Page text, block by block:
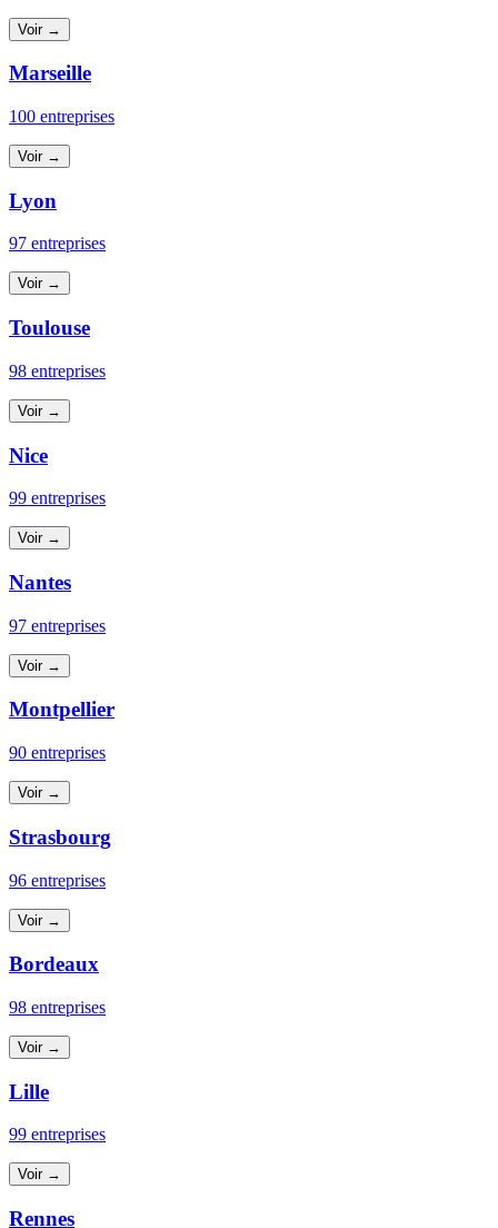
Voir →
Marseille
100 entreprises
Voir →
Lyon
97 entreprises
Voir →
Toulouse
98 entreprises
Voir →
Nice
99 entreprises
Voir →
Nantes
97 entreprises
Voir →
Montpellier
90 entreprises
Voir →
Strasbourg
96 entreprises
Voir →
Bordeaux
98 entreprises
Voir →
Lille
99 entreprises
Voir →
Rennes